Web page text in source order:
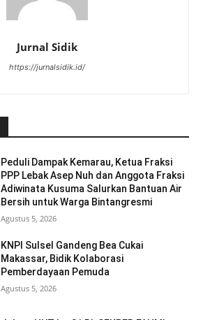
Jurnal Sidik
https://jurnalsidik.id/
Peduli Dampak Kemarau, Ketua Fraksi
PPP Lebak Asep Nuh dan Anggota Fraksi
Adiwinata Kusuma Salurkan Bantuan Air
Bersih untuk Warga Bintangresmi
Agustus 5, 2026
KNPI Sulsel Gandeng Bea Cukai
Makassar, Bidik Kolaborasi
Pemberdayaan Pemuda
Agustus 5, 2026